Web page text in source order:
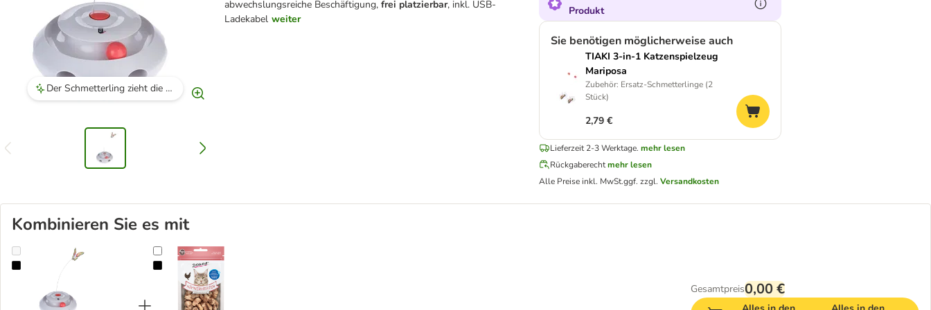
abwechslungsreiche Beschäftigung, frei platzierbar, inkl. USB-
Ladekabel weiter
Der Schmetterling zieht die Aufmerksamkeit der Katzen an und wird von ihnen geliebt.
Produkt
Sie benötigen möglicherweise auch
TIAKI 3-in-1 Katzenspielzeug
Mariposa
Zubehör: Ersatz-Schmetterlinge (2
Stück)
2,79 €
Lieferzeit 2-3 Werktage. mehr lesen
Rückgaberechtmehr lesen
Alle Preise inkl. MwSt.ggf. zzgl. Versandkosten
Kombinieren Sie es mit
TIAKI 3-in-1 Katzenspielzeug MariposaDokas Hühnerherzen Gefriergetrocknet
Gesamtpreis0,00 €